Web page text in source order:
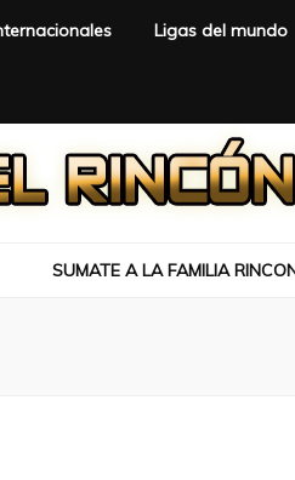
Ligas del mundo
SUMATE A LA FAMILIA